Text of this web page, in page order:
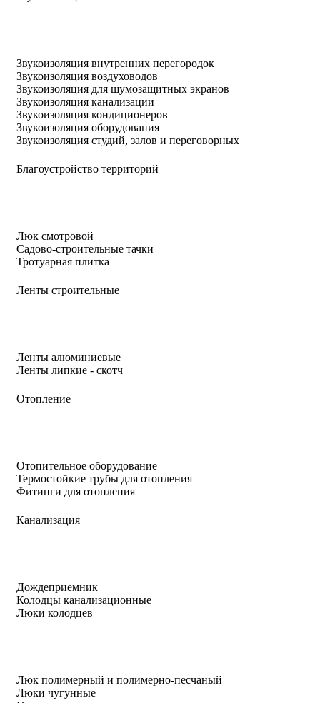
Звукоизоляция внутренних перегородок
Звукоизоляция воздуховодов
Звукоизоляция для шумозащитных экранов
Звукоизоляция канализации
Звукоизоляция кондиционеров
Звукоизоляция оборудования
Звукоизоляция студий, залов и переговорных
Благоустройство территорий
Люк смотровой
Садово-строительные тачки
Тротуарная плитка
Ленты строительные
Ленты алюминиевые
Ленты липкие - скотч
Отопление
Отопительное оборудование
Термостойкие трубы для отопления
Фитинги для отопления
Канализация
Дождеприемник
Колодцы канализационные
Люки колодцев
Люк полимерный и полимерно-песчаный
Люки чугунные